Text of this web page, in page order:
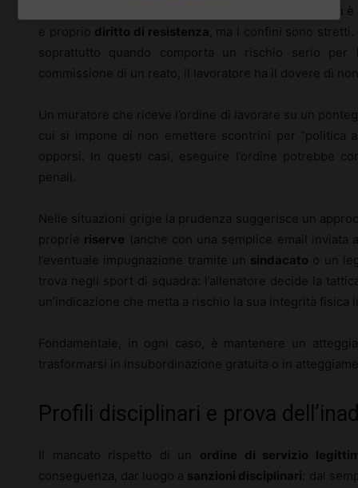
Il lavoratore, in presenza di un ordine di servizio, non
e proprio diritto di resistenza , ma i confini sono
soprattutto quando comporta un rischio serio
commissione di un reato, il lavoratore ha il dovere di
Un muratore che riceve l’ordine di lavorare su un
cui si impone di non emettere scontrini per “politica
opporsi. In questi casi, eseguire l’ordine potrebbe
penali.
Nelle situazioni grigie la prudenza suggerisce un
proprie riserve (anche con una semplice email inviata
l’eventuale impugnazione tramite un sindacato o un
trova negli sport di squadra: l’allenatore decide la
un’indicazione che metta a rischio la sua integrità fisica
Fondamentale, in ogni caso, è mantenere un
trasformarsi in insubordinazione gratuita o in
Profili disciplinari e prova
Il mancato rispetto di un ordine di servizio
conseguenza, dar luogo a sanzioni disciplinari : dal